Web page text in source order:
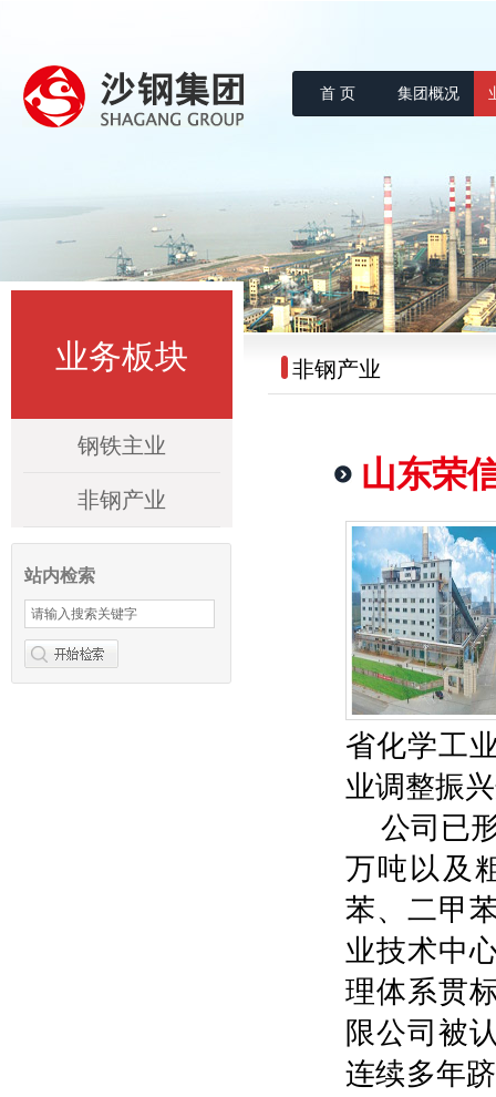
首 页 集团概况
业务板块
钢铁主业
非钢产业
站内检索
非钢产业
山东荣
省化学工
业调整振
公司已
万吨以及
苯、二甲
业技术中
理体系贯
限公司被
连续多年